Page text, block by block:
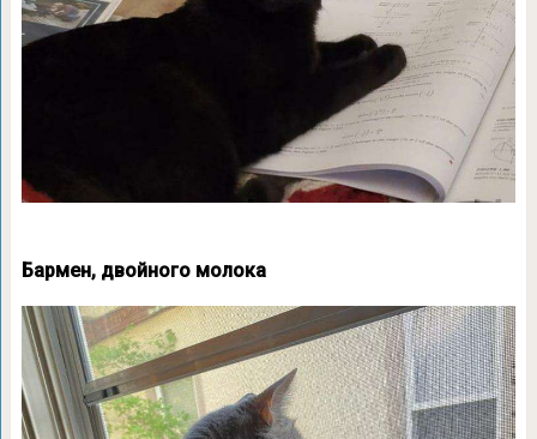
Бармен, двойного молока